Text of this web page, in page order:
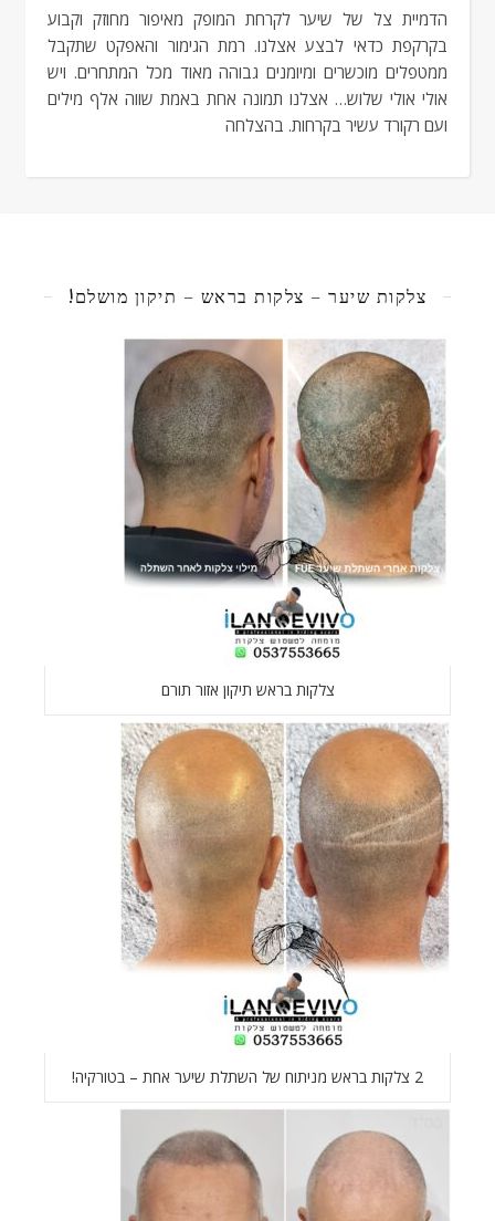
הדמיית צל של שיער לקרחת המופק מאיפור מחוזק וקבוע
בקרקפת כדאי לבצע אצלנו. רמת הגימור והאפקט שתקבל
ממטפלים מוכשרים ומיומנים גבוהה מאוד מכל המתחרים. ויש
אולי אולי שלוש… אצלנו תמונה אחת באמת שווה אלף מילים
ועם רקורד עשיר בקרחות. בהצלחה
צלקות שיער – צלקות בראש – תיקון מושלם!
צלקות בראש תיקון אזור תורם
2 צלקות בראש מניתוח של השתלת שיער אחת – בטורקיה!